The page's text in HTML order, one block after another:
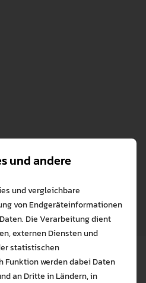
und andere
und vergleichbare
von Endgeräteinformationen
Die Verarbeitung dient
externen Diensten und
statistischen
Funktion werden dabei Daten
an Dritte in Ländern, in